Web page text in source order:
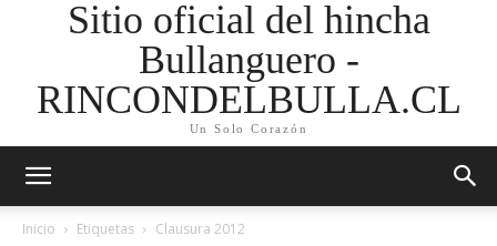
Sitio oficial del hincha
Bullanguero -
RINCONDELBULLA.CL
Un Solo Corazón
Inicio Etiquetas Clausura 2012